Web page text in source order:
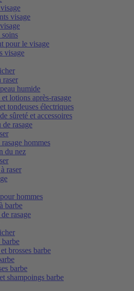
visage
pour le visage
visage
raser
humide
et lotions après-rasage
tondeuses électriques
sûreté et accessoires
de rasage
hommes
du nez
raser
hommes
barbe
rasage
barbe
brosses barbe
barbe
shampoings barbe